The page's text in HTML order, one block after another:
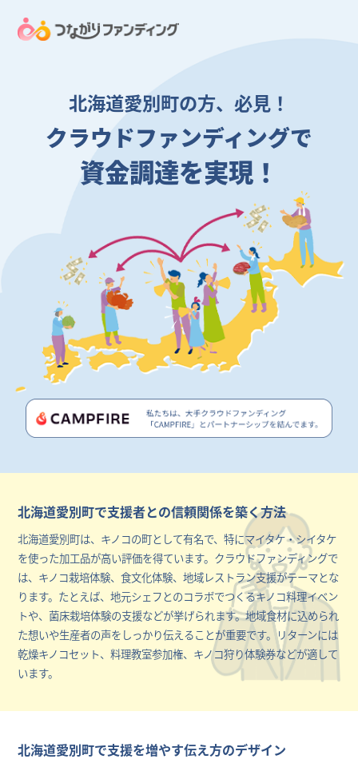
北海道愛別町の方、必見！
クラウドファンディングで
資金調達を実現！
北海道愛別町で支援者との信頼関係を築く方法
北海道愛別町は、キノコの町として有名で、特にマイタケ・シイタケ
を使った加工品が高い評価を得ています。クラウドファンディングで
は、キノコ栽培体験、食文化体験、地域レストラン支援がテーマとな
ります。たとえば、地元シェフとのコラボでつくるキノコ料理イベン
トや、菌床栽培体験の支援などが挙げられます。地域食材に込められ
た想いや生産者の声をしっかり伝えることが重要です。リターンには
乾燥キノコセット、料理教室参加権、キノコ狩り体験券などが適して
います。
北海道愛別町で支援を増やす伝え方のデザイン